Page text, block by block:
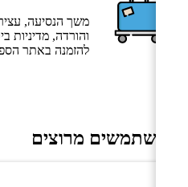
משך הנסיעה,
והורדה, מדיניות
להזמנה באתר
משתמשים מרוצים